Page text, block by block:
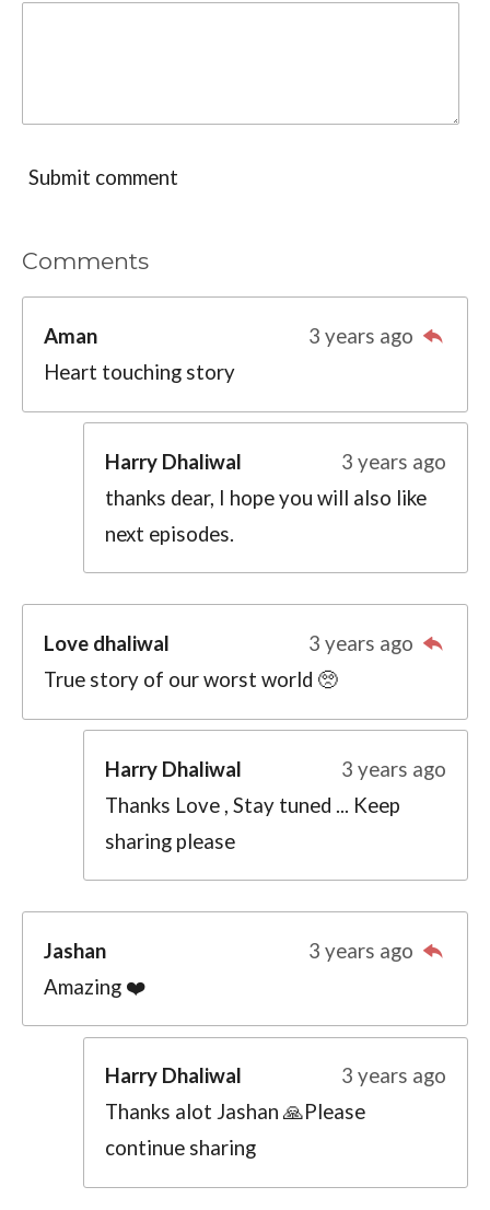
Submit comment
Comments
Aman
3 years ago
Heart touching story
Harry Dhaliwal
3 years ago
thanks dear, I hope you will also like
next episodes.
Love dhaliwal
3 years ago
True story of our worst world 🥺
Harry Dhaliwal
3 years ago
Thanks Love , Stay tuned ... Keep
sharing please
Jashan
3 years ago
Amazing ❤️
Harry Dhaliwal
3 years ago
Thanks alot Jashan 🙏Please
continue sharing